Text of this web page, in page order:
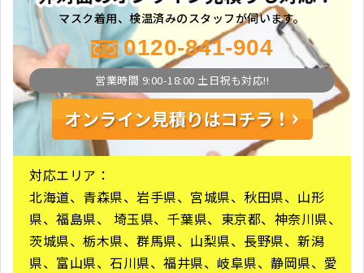
マスク着用、検温済みのスタッフが伺います。
0120-841-904
営業時間 9:00-18:00 土日祝も対応!!
対応エリア：
北海道、青森県、岩手県、宮城県、秋田県、山形
県、福島県、 埼玉県、千葉県、東京都、神奈川県、
茨城県、栃木県、群馬県、山梨県、長野県、新潟
県、富山県、石川県、福井県、岐阜県、静岡県、愛